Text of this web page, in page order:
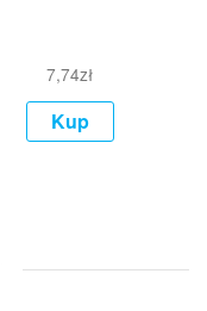
7,74zł
Kup